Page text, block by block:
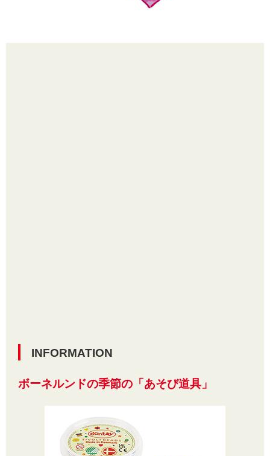
INFORMATION
ボーネルンドの季節の「あそび道具」